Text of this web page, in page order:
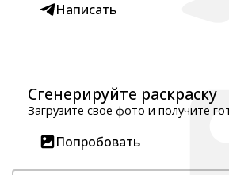
Написать
Сгенерируйте раскраску
Загрузите свое фото и получите
Попробовать